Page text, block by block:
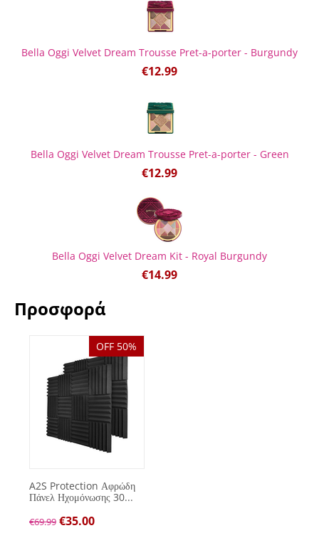
Bella Oggi Velvet Dream Trousse Pret-a-porter - Burgundy
€12.99
Bella Oggi Velvet Dream Trousse Pret-a-porter - Green
€12.99
Bella Oggi Velvet Dream Kit - Royal Burgundy
€14.99
Προσφορά
OFF 50%
A2S Protection Αφρώδη
Πάνελ Ηχομόνωσης 30...
€69.99 €35.00